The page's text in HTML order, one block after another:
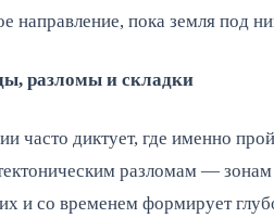
направление, пока земля под
разломы и складки
часто диктует, где именно
разломам —
и со временем формирует